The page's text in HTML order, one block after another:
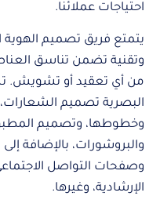
احتياجات عملائنا.
يتمتع فريق تصميم الهوية
وتقنية تضمن تناسق
من أي تعقيد أو تشويش.
البصرية تصميم الشعارات،
وخطوطها، وتصميم
والبروشورات، بالإضافة
وصفحات التواصل
الإرشادية، وغيرها.